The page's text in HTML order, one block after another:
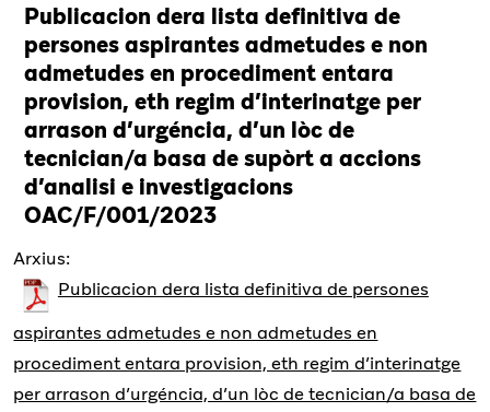
Publicacion dera lista definitiva de
persones aspirantes admetudes e non
admetudes en procediment entara
provision, eth regim d’interinatge per
arrason d’urgéncia, d’un lòc de
tecnician/a basa de supòrt a accions
d’analisi e investigacions
OAC/F/001/2023
Arxius:
Publicacion dera lista definitiva de persones
aspirantes admetudes e non admetudes en
procediment entara provision, eth regim d’interinatge
per arrason d’urgéncia, d’un lòc de tecnician/a basa de